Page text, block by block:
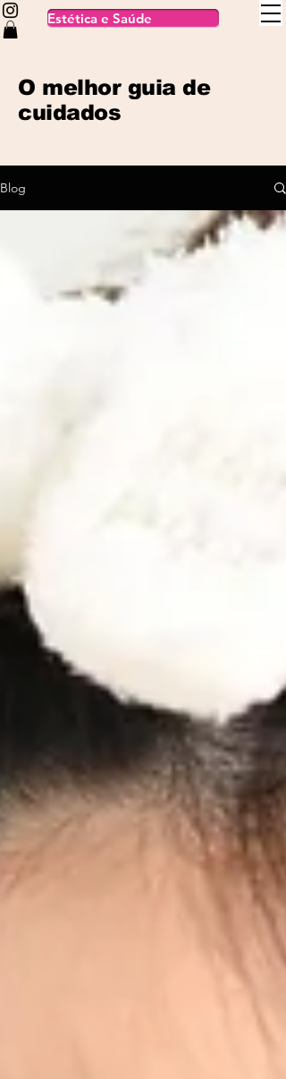
Estética e Saúde
O melhor guia de
cuidados
Blog